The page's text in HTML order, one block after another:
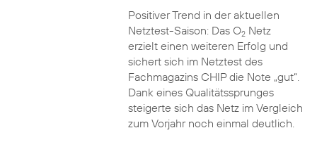
Positiver Trend in der aktuellen
Netztest-Saison: Das O2Netz
erzielt einen weiteren Erfolg und
sichert sich im Netztest des
Fachmagazins CHIP die Note „gut“.
Dank eines Qualitätssprunges
steigerte sich das Netz im Vergleich
zum Vorjahr noch einmal deutlich.